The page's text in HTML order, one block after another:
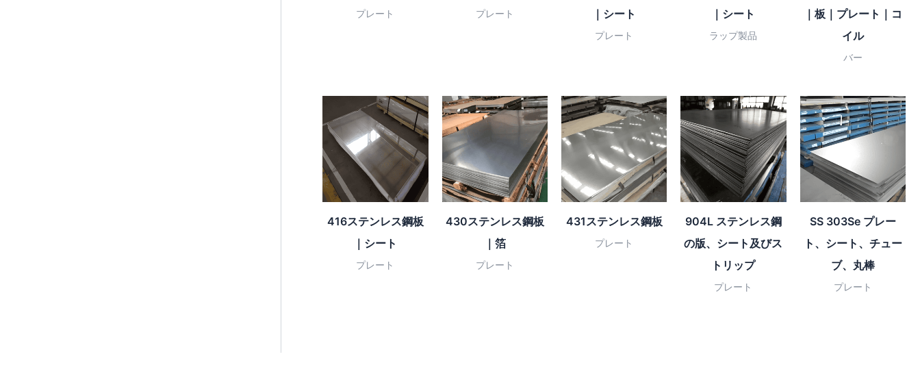
プレート プレート
｜シート
プレート
｜シート
ラップ製品
｜板｜プレート｜コ
イル
バー
416ステンレス鋼板
｜シート
プレート
430ステンレス鋼板
｜箔
プレート
431ステンレス鋼板
プレート
904L ステンレス鋼
の版、シート及びス
トリップ
プレート
SS 303Se プレー
ト、シート、チュー
ブ、丸棒
プレート